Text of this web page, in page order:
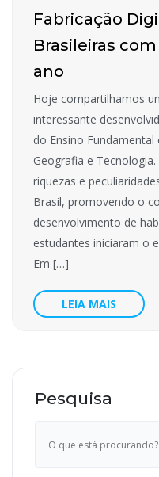
Fabricação
Brasileiras
ano
Hoje compartilhamos
interessante
do Ensino
Geografia e
riquezas e
Brasil, promovendo o
desenvolvimento de
estudantes iniciaram o
Em […]
LEIA MAIS
Pesquisa